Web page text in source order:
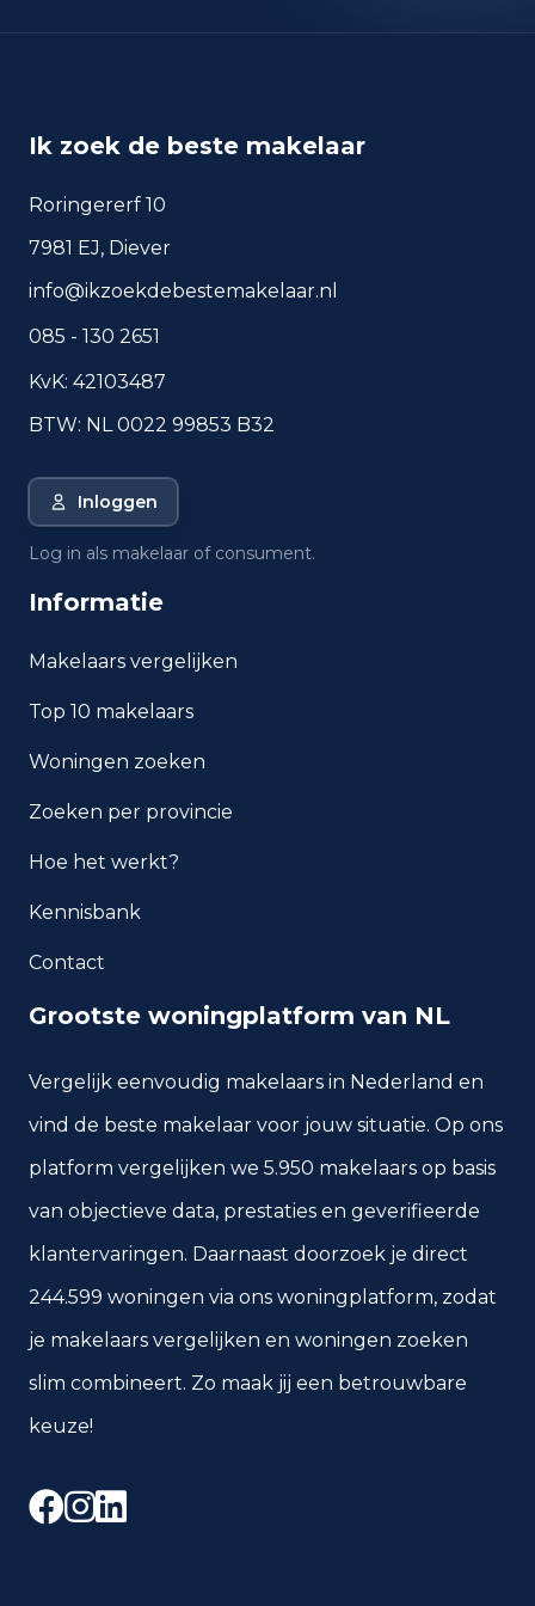
wonen in Rijen
Korte antwoorden op basis van actuele
plaatscijfers, handig voor een snelle
Wat is de gemiddelde WOZ-
waarde in Rijen?
Wat is het gemiddelde
inkomen per inwoner in Rijen?
Hoe veilig is wonen in Rijen?
Welke woningtypen komen
Ik zoek de beste makelaar
Roringererf 10
7981 EJ, Diever
info@ikzoekdebestemakelaar.nl
085 - 130 2651
KvK: 42103487
BTW: NL 0022 99853 B32
Inloggen
Log in als makelaar of consument.
Informatie
Makelaars vergelijken
Top 10 makelaars
Woningen zoeken
Zoeken per provincie
Hoe het werkt?
Kennisbank
Contact
Grootste woningplatform van NL
Vergelijk eenvoudig makelaars in Nederland en
vind de beste makelaar voor jouw situatie. Op ons
platform vergelijken we 5.950 makelaars op basis
van objectieve data, prestaties en geverifieerde
klantervaringen. Daarnaast doorzoek je direct
244.599 woningen via ons woningplatform, zodat
je makelaars vergelijken en woningen zoeken
slim combineert. Zo maak jij een betrouwbare
keuze!
Facebook
Instagram
LinkedIn